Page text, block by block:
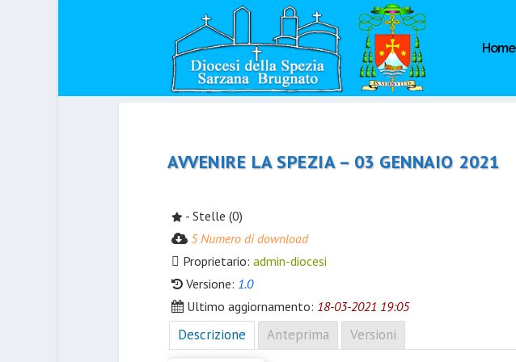
Home
AVVENIRE LA SPEZIA – 03 GENNAIO 2021
- Stelle (0)
5 Numero di download
Proprietario: admin-diocesi
Versione: 1.0
Ultimo aggiornamento: 18-03-2021 19:05
Descrizione Anteprima Versioni